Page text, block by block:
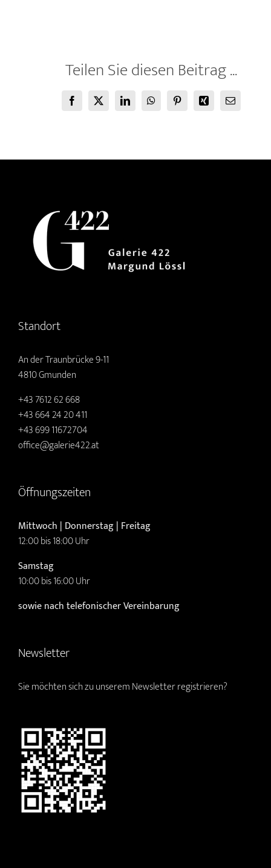
Teilen Sie diesen Beitrag ...
Facebook
X LinkedInWhatsAppPinterestXing
E-
Standort
An der Traunbrücke 9-11
4810 Gmunden
+43 7612 62 668
+43 664 24 20 411
+43 699 11672704
office@galerie422.at
Öffnungszeiten
Mittwoch | Donnerstag | Freitag
12:00 bis 18:00 Uhr
Samstag
10:00 bis 16:00 Uhr
sowie nach telefonischer Vereinbarung
Newsletter
Sie möchten sich zu unserem Newsletter registrieren?